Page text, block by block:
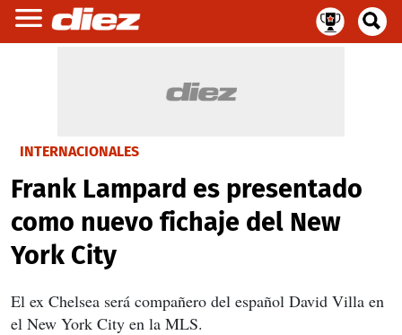
INTERNACIONALES
Frank Lampard es presentado
como nuevo fichaje del New
York City
El ex Chelsea será compañero del español David Villa en
el New York City en la MLS.